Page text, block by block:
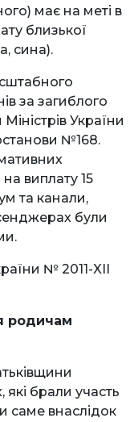
має на меті в
близької
сина).
за загиблого
України
№168.
на виплату 15
та канали,
були
№ 2011-XII
родичам
які брали участь
саме внаслідок